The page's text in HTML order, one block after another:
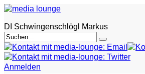
DI Schwingenschlögl Markus
Anmelden